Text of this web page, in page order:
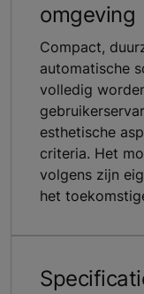
omgeving
Compact,
automatische
volledig
esthetische
criteria. Het
volgens zijn
het